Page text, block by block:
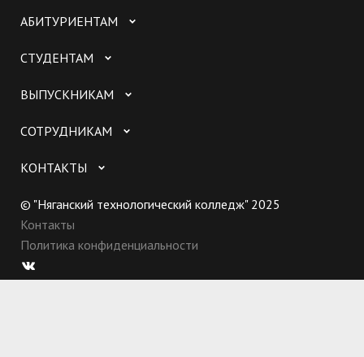
АБИТУРИЕНТАМ
СТУДЕНТАМ
ВЫПУСКНИКАМ
СОТРУДНИКАМ
КОНТАКТЫ
© "Няганский технологический колледж" 2025
Контакты
Политика конфиденциальности